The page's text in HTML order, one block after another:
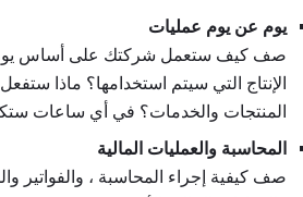
يوم عن يوم عمليات
صف كيف ستعمل شركتك على أساس
الإنتاج التي سيتم استخدامها؟ ماذا
المنتجات والخدمات؟ في أي ساعات
المحاسبة والعمليات المالية
صف كيفية إجراء المحاسبة ، والفواتير